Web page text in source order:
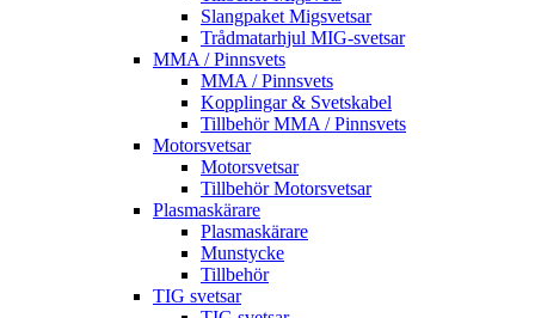
Slangpaket Migsvetsar
Trådmatarhjul MIG-svetsar
MMA / Pinnsvets
MMA / Pinnsvets
Kopplingar & Svetskabel
Tillbehör MMA / Pinnsvets
Motorsvetsar
Motorsvetsar
Tillbehör Motorsvetsar
Plasmaskärare
Plasmaskärare
Munstycke
Tillbehör
TIG svetsar